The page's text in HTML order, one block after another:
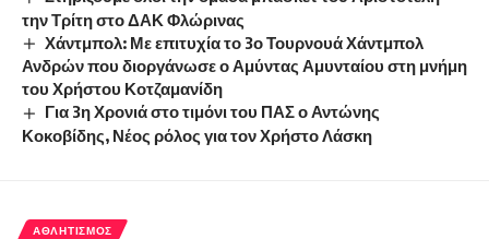
την Τρίτη στο ΔΑΚ Φλώρινας
Χάντμπολ: Με επιτυχία το 3ο Τουρνουά Χάντμπολ
Ανδρών που διοργάνωσε ο Αμύντας Αμυνταίου στη μνήμη
του Χρήστου Κοτζαμανίδη
Για 3η Χρονιά στο τιμόνι του ΠΑΣ ο Αντώνης
Κοκοβίδης, Νέος ρόλος για τον Χρήστο Λάσκη
ΑΘΛΗΤΙΣΜΌΣ